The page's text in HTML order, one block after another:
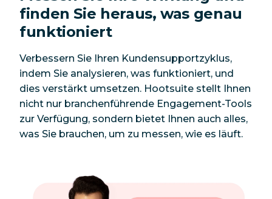
finden Sie heraus, was genau
funktioniert
Verbessern Sie Ihren Kundensupportzyklus,
indem Sie analysieren, was funktioniert, und
dies verstärkt umsetzen. Hootsuite stellt Ihnen
nicht nur branchenführende Engagement-Tools
zur Verfügung, sondern bietet Ihnen auch alles,
was Sie brauchen, um zu messen, wie es läuft.